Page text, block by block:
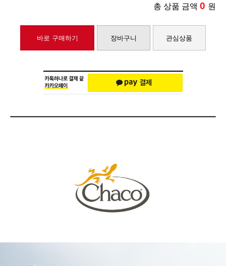
총 상품 금액 0 원
바로 구매하기 장바구니 관심상품